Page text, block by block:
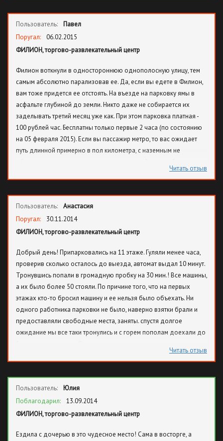
вздохи не работает. Еду вниз, там видел. Есть, один светится,
рабочий, плачу, в машину, пропустили, выезжаю, шлагбаум, за
ним пешеходы. Стоп, как же так, он опускается, а пешеходы
идут? А пешеходы идут, давить? Нет, шлагбаум опускается ровно
сзади люди. Мерзко, вывели спокойного человека, я туда
больше ни ногой.
Пользователь:
Павел
Поругал:
06.02.2015
ФИЛИОН, торгово-развлекательный центр
Филион воткнули в одностороннюю однополосную улицу, тем
самым абсолютно парализовав ее. Да, если вы едете в Филион,
вам тоже придется ее отстоять. На въезде на парковку ямы в
асфальте глубиной до земли. Никто даже не собирается их
заделывать третий месяц уже как. При этом парковка платная -
100 рублей час. Бесплатны только первые 2 часа (по состоянию
на 05 февраля 2015). Если вы пассажир метро, то вас ожидает
путь длинной примерно в пол километра, с наземным не
не волнует ваш комфорт и безопасность. И это отражается на
которые есть в центральных торговых центрах, оттуда ушли,
остались в основном крупногабаритные магазины (им видимо
больше некуда деваться) и совсем мелкие магазины, нет даже
полноценного салона сотовой связи.
Читать отзыв
Пользователь:
Анастасия
Поругал:
30.11.2014
ФИЛИОН, торгово-развлекательный центр
Добрый день! Припарковались на 11 этаже. Гуляли менее часа,
проверив сколько осталось до выезда, автомат выдал 10 минут.
Тронувшись попали в громадную пробку на 30 мин.! Все машины,
а их было более 50 стояли. По причине того, что на первых
этажах кто-то бросил машину и ее нельзя было объехать. Ни
одного работника парковки не было, наверно взятки брали и
предоставляли свободные места, заняты. спустя долгое
ожидание мы все таки тронулись и с горем пополам доехали до
доп. время не переживайте. Подъехав к шлагбауму, увидели
Александрович сказал, что мы откатали свое время и чтобы
выходили платили. Все начали ругаться и отказывались
оплачивать, т. к. мы потеряли 30 минут в этой пробке. Вместо того
чтобы оперативно решить проблему громадной пробки, всех
должны были платить.
Читать отзыв
Пользователь:
Юлия
Поблагодарил:
13.09.2014
ФИЛИОН, торгово-развлекательный центр
Ездила с дочерью в это чудесное место! Сама в восторге, а